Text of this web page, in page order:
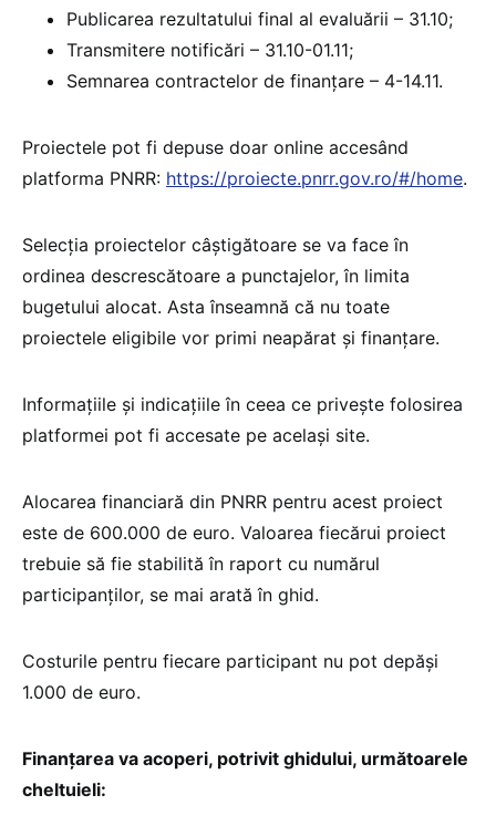
Publicarea rezultatului final al evaluării – 31.10;
Transmitere notificări – 31.10-01.11;
Semnarea contractelor de finanțare – 4-14.11.
Proiectele pot fi depuse doar online accesând
platforma PNRR: https://proiecte.pnrr.gov.ro/#/home.
Selecția proiectelor câștigătoare se va face în
ordinea descrescătoare a punctajelor, în limita
bugetului alocat. Asta înseamnă că nu toate
proiectele eligibile vor primi neapărat și finanțare.
Informațiile și indicațiile în ceea ce privește folosirea
platformei pot fi accesate pe același site.
Alocarea financiară din PNRR pentru acest proiect
este de 600.000 de euro. Valoarea fiecărui proiect
trebuie să fie stabilită în raport cu numărul
participanților, se mai arată în ghid.
Costurile pentru fiecare participant nu pot depăși
1.000 de euro.
Finanțarea va acoperi, potrivit ghidului, următoarele
cheltuieli: